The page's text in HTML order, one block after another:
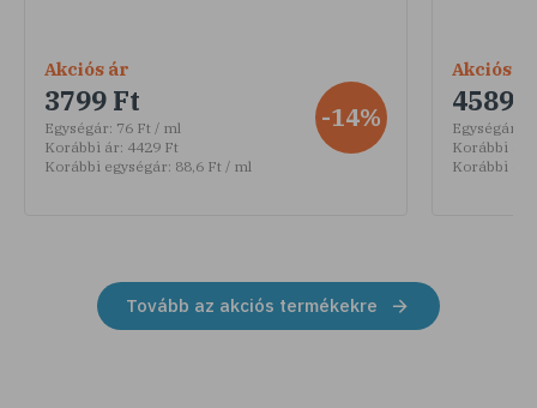
Akciós ár
3799 Ft
Egységár: 76 Ft / ml
Korábbi ár: 4429 Ft
Korábbi egységár: 88,6 Ft / ml
-14%
Akciós ár
4589
Egységár:
Korábbi ár:
Korábbi
Tovább az akciós termékekre